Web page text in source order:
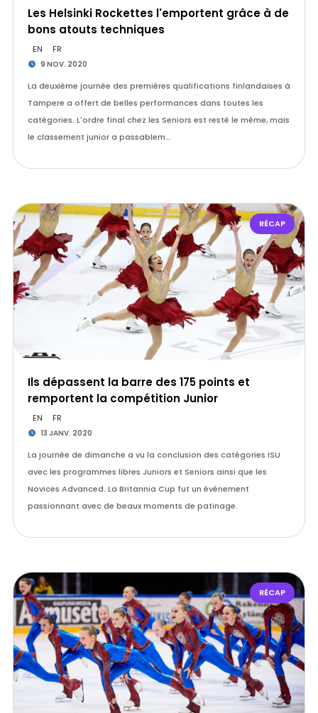
Les Helsinki Rockettes l'emportent grâce à de
bons atouts techniques
EN FR
9 NOV. 2020
La deuxième journée des premières qualifications finlandaises à
Tampere a offert de belles performances dans toutes les
catégories. L'ordre final chez les Seniors est resté le même, mais
le classement junior a passablem…
RÉCAP
Ils dépassent la barre des 175 points et
remportent la compétition Junior
EN FR
13 JANV. 2020
La journée de dimanche a vu la conclusion des catégories ISU
avec les programmes libres Juniors et Seniors ainsi que les
Novices Advanced. La Britannia Cup fut un événement
passionnant avec de beaux moments de patinage.
RÉCAP